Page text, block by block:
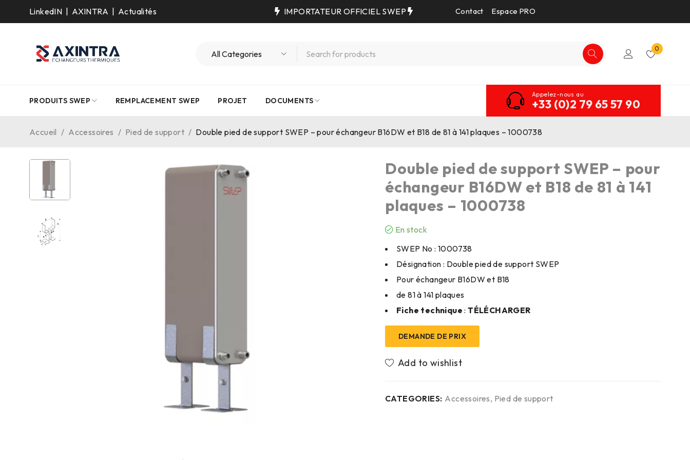
LinkedIN AXINTRA Actualités IMPORTATEUR OFFICIEL SWEP Contact Espace PRO
0
PRODUITS SWEP REMPLACEMENT SWEP PROJET DOCUMENTS
Appelez-nous au
+33 (0)2 79 65 57 90
Accueil / Accessoires / Pied de support / Double pied de support SWEP – pour échangeur B16DW et B18 de 81 à 141 plaques – 1000738
Double pied de support SWEP – pour
échangeur B16DW et B18 de 81 à 141
plaques – 1000738
En stock
SWEP No : 1000738
Désignation : Double pied de support SWEP
Pour échangeur B16DW et B18
de 81 à 141 plaques
Fiche technique :TÉLÉCHARGER
DEMANDE DE PRIX
CATEGORIES: Accessoires, Pied de support